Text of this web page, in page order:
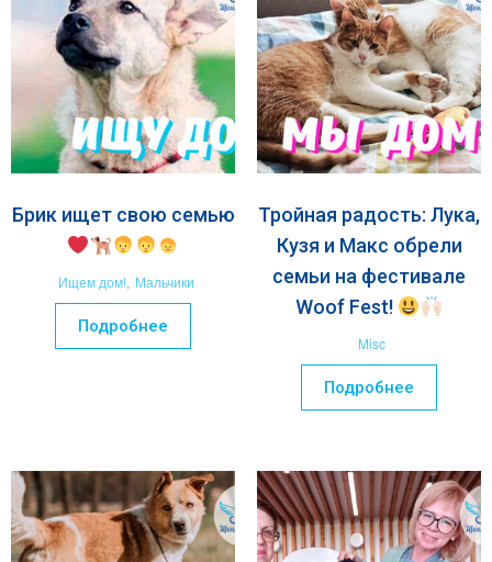
Брик ищет свою семью
Ищем дом!, Мальчики
Подробнее
Тройная радость: Лука,
Кузя и Макс обрели
семьи на фестивале
Woof Fest!
Misc
Подробнее